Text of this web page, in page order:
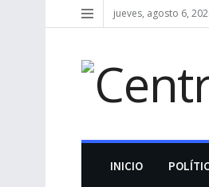
jueves, agosto 6,
INICIO